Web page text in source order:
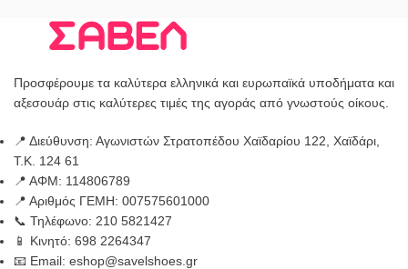
Προσφέρουμε τα καλύτερα ελληνικά και ευρωπαϊκά υποδήματα και
αξεσουάρ στις καλύτερες τιμές της αγοράς από γνωστούς οίκους.
📍 Διεύθυνση: Αγωνιστών Στρατοπέδου Χαϊδαρίου 122, Χαϊδάρι,
Τ.Κ. 124 61
📍 ΑΦΜ: 114806789
📍 Αριθμός ΓΕΜΗ: 007575601000
📞 Τηλέφωνο: 210 5821427
📱 Κινητό: 698 2264347
📧 Email: eshop@savelshoes.gr